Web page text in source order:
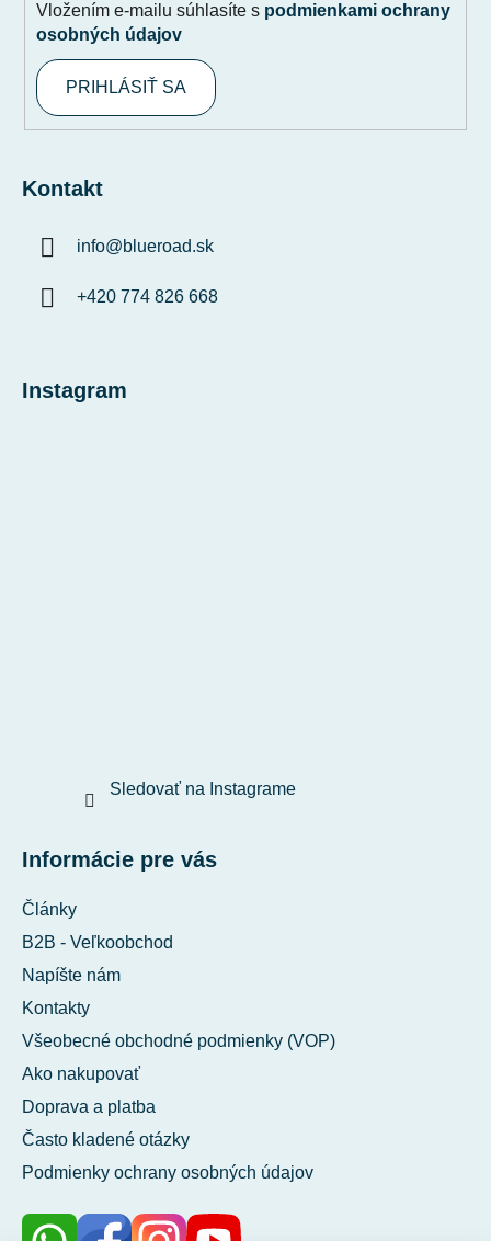
Vložením e-mailu súhlasíte s podmienkami ochrany
osobných údajov
PRIHLÁSIŤ SA
Kontakt
info@blueroad.sk
+420 774 826 668
Instagram
Sledovať na Instagrame
Informácie pre vás
Články
B2B - Veľkoobchod
Napíšte nám
Kontakty
Všeobecné obchodné podmienky (VOP)
Ako nakupovať
Doprava a platba
Často kladené otázky
Podmienky ochrany osobných údajov